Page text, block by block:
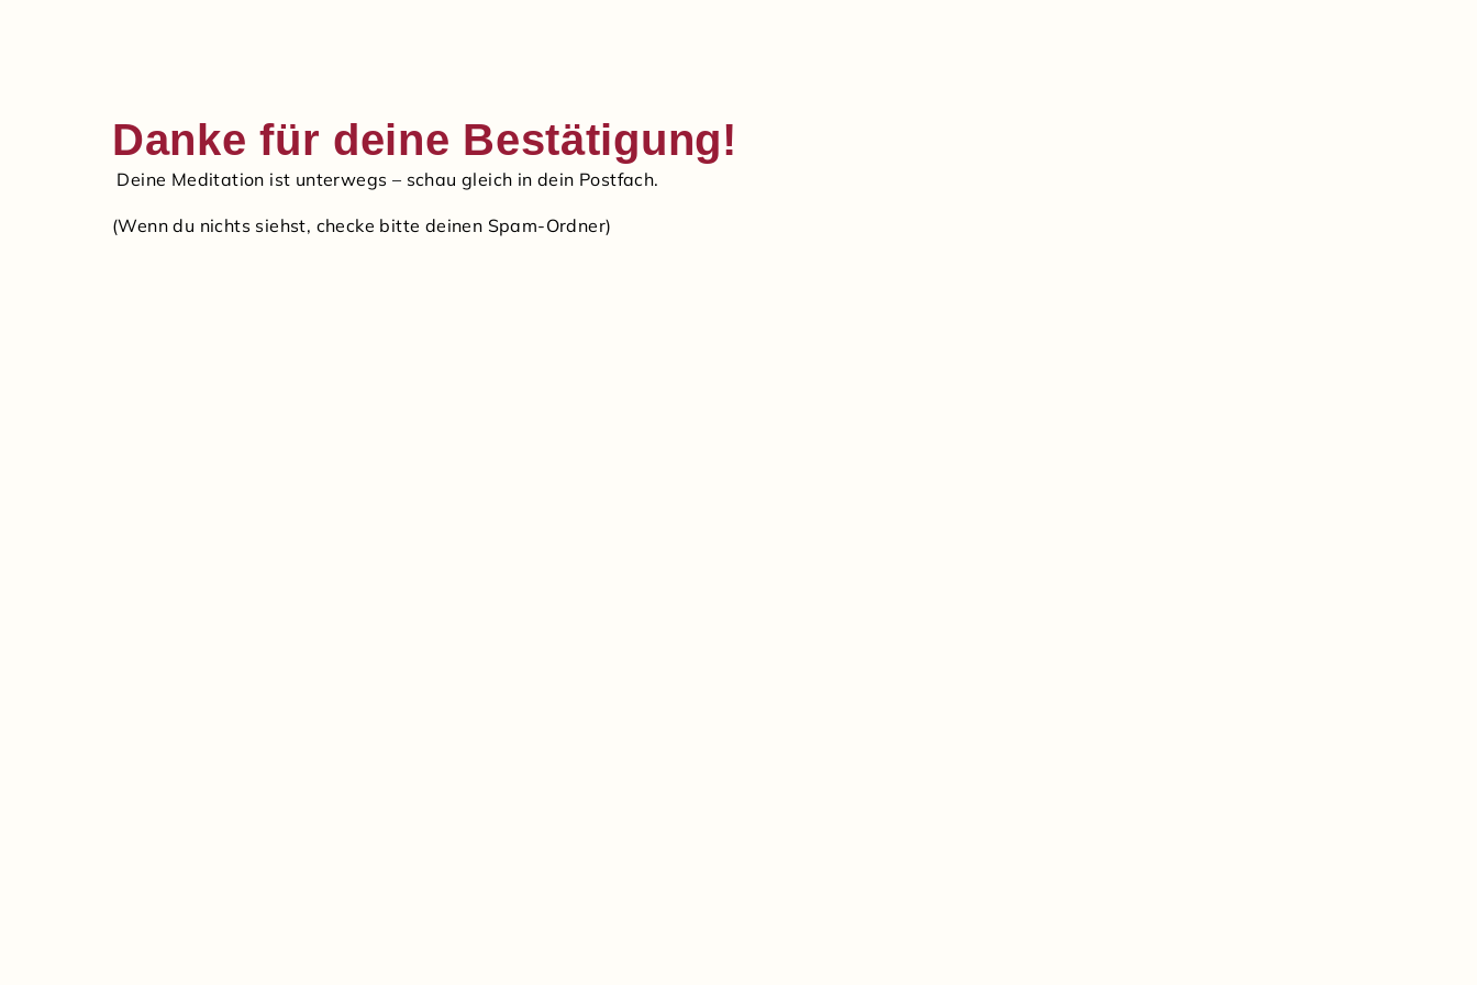
Danke für deine Bestätigung!
Deine Meditation ist unterwegs – schau gleich in dein Postfach.
(Wenn du nichts siehst, checke bitte deinen Spam-Ordner)